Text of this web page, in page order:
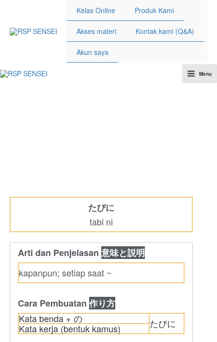
Kelas Online Produk Kami
Akses materi Kontak kami (Q&A)
Akun saya
Main
Menu
たびに
tabi ni
Arti dan Penjelasan 意味と説明
kapanpun; setiap saat ~
Cara Pembuatan 作り方
Kata benda + の
たびに
Kata kerja (bentuk kamus)